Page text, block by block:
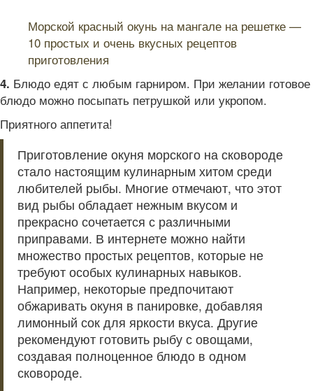
Морской красный окунь на мангале на решетке —
10 простых и очень вкусных рецептов
приготовления
4. Блюдо едят с любым гарниром. При желании готовое
блюдо можно посыпать петрушкой или укропом.
Приятного аппетита!
Приготовление окуня морского на сковороде
стало настоящим кулинарным хитом среди
любителей рыбы. Многие отмечают, что этот
вид рыбы обладает нежным вкусом и
прекрасно сочетается с различными
приправами. В интернете можно найти
множество простых рецептов, которые не
требуют особых кулинарных навыков.
Например, некоторые предпочитают
обжаривать окуня в панировке, добавляя
лимонный сок для яркости вкуса. Другие
рекомендуют готовить рыбу с овощами,
создавая полноценное блюдо в одном
сковороде.